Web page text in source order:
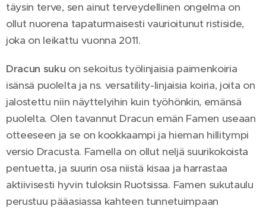
täysin terve, sen ainut terveydellinen ongelma on
ollut nuorena tapaturmaisesti vaurioitunut ristiside,
joka on leikattu vuonna 2011.
Dracun suku on sekoitus työlinjaisia paimenkoiria
isänsä puolelta ja ns. versatility-linjaisia koiria, joita on
jalostettu niin näyttelyihin kuin työhönkin, emänsä
puolelta. Olen tavannut Dracun emän Famen useaan
otteeseen ja se on kookkaampi ja hieman hillitympi
versio Dracusta. Famella on ollut neljä suurikokoista
pentuetta, ja suurin osa niistä kisaa ja harrastaa
aktiivisesti hyvin tuloksin Ruotsissa. Famen sukutaulu
perustuu pääasiassa kahteen tunnetuimpaan